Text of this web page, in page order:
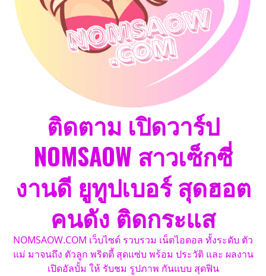
ติดตาม เปิดวาร์ป
NOMSAOW สาวเซ็กซี่
งานดี ยูทูปเบอร์ สุดฮอต
คนดัง ติดกระแส
NOMSAOW.COM เว็บไซต์ รวบรวม เน็ตไอดอล ทั้งระดับ ตัว
แม่ มาจนถึง ตัวลูก พริตตี้ สุดแซ่บ พร้อม ประวัติ และ ผลงาน
เปิดอัลบั้ม ให้ รับชม รูปภาพ กันแบบ สุดฟิน